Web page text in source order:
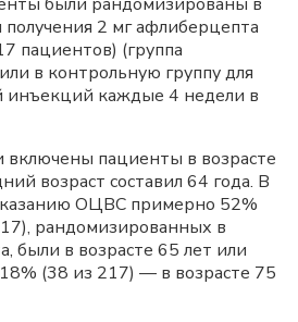
2 мг афлиберцепта
пациентов) (группа
в контрольную группу для
инъекций каждые 4 недели в
включены пациенты в возрасте
возраст составил 64 года. В
ОЦВС примерно 52%
рандомизированных в
были в возрасте 65 лет или
(38 из 217) — в возрасте 75